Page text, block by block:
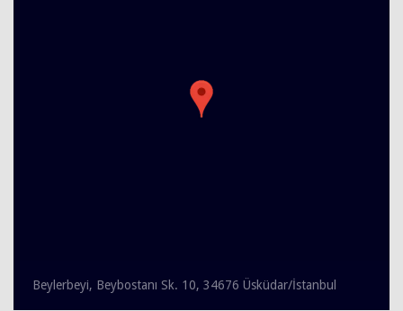
Beylerbeyi, Beybostanı Sk. 10, 34676 Üsküdar/İstanbul